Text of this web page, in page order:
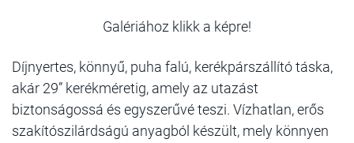
Galériához klikk a képre!
Díjnyertes, könnyű, puha falú, kerékpárszállító táska,
akár 29” kerékméretig, amely az utazást
biztonságossá és egyszerűvé teszi. Vízhatlan, erős
szakítószilárdságú anyagból készült, mely könnyen